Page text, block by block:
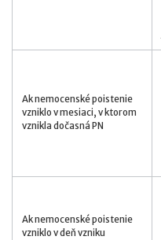
Ak nemocenské poistenie
vzniklo v mesiaci, v ktorom
vznikla dočasná PN
Ak nemocenské poistenie
vzniklo v deň vzniku